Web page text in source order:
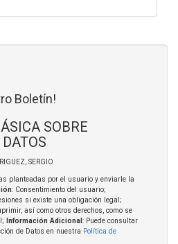
Boletín!
SOBRE
SERGIO
planteadas por el usuario y enviarle la
: Consentimiento del usuario;
si existe una obligación legal;
así como otros derechos, como se
Información Adicional : Puede consultar
de Datos en nuestra Política de